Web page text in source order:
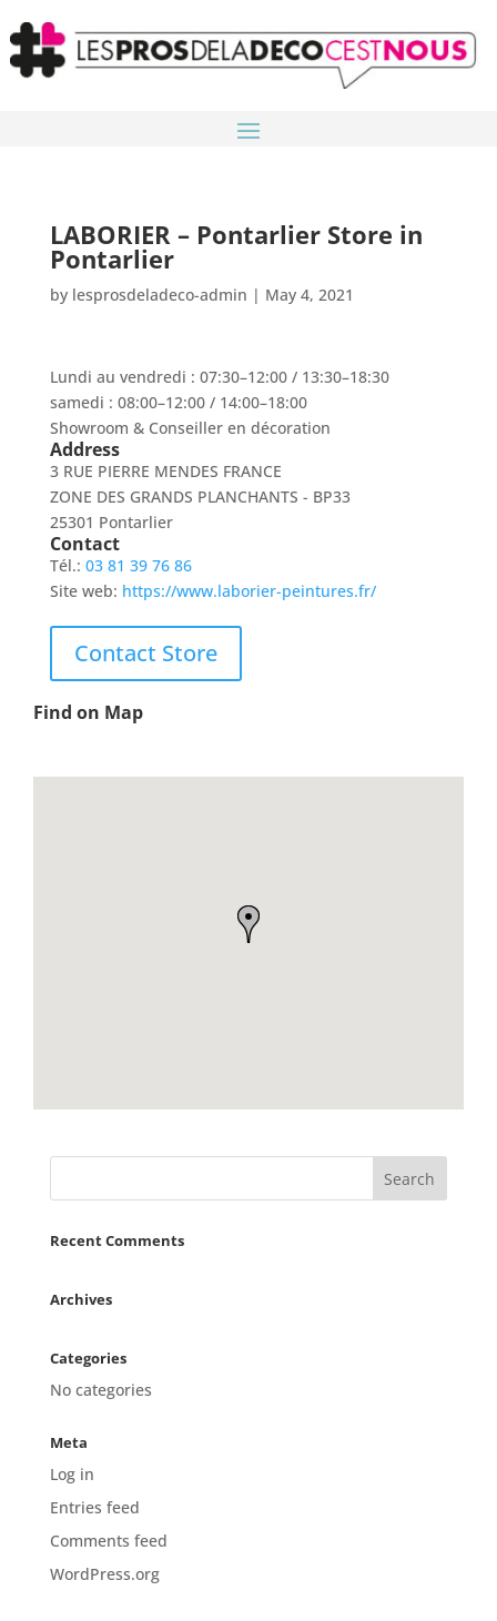
LABORIER – Pontarlier Store in
Pontarlier
by lesprosdeladeco-admin | May 4, 2021
Lundi au vendredi : 07:30–12:00 / 13:30–18:30
samedi : 08:00–12:00 / 14:00–18:00
Showroom & Conseiller en décoration
Address
3 RUE PIERRE MENDES FRANCE
ZONE DES GRANDS PLANCHANTS - BP33
25301 Pontarlier
Contact
Tél.: 03 81 39 76 86
Site web: https://www.laborier-peintures.fr/
Contact Store
Find on Map
Recent Comments
Archives
Categories
No categories
Meta
Log in
Entries feed
Comments feed
WordPress.org